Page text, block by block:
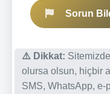
Sorun
⚠️ Dikkat:
olursa olsun, hiçbir
SMS, WhatsApp,